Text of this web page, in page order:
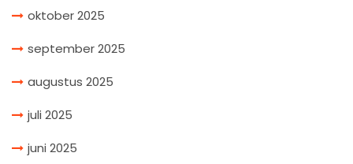
oktober 2025
september 2025
augustus 2025
juli 2025
juni 2025